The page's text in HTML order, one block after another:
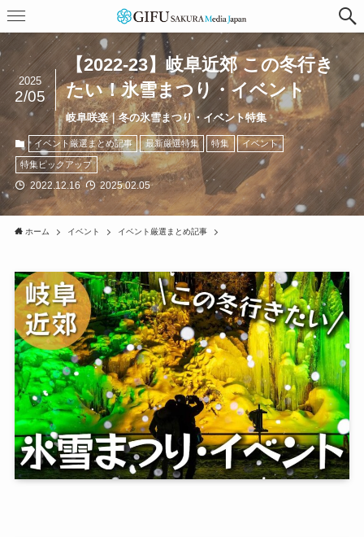
【2022-23】岐阜近郊 この冬行き
たい！氷雪まつり・イベント
岐阜咲楽｜冬の氷雪まつり・イベント特集
2025
2/05
イベント厳選まとめ記事 最新厳選特集 特集 イベント
特集ピックアップ
2022.12.16 2025.02.05
ホーム イベント イベント厳選まとめ記事